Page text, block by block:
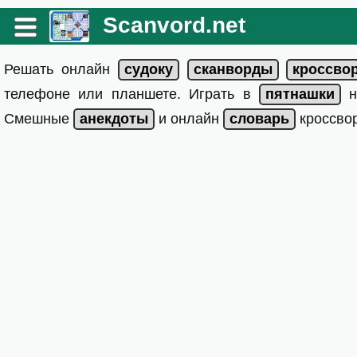
Scanvord.net
Решать онлайн
телефоне или планшете. Играть в
Смешные
и онлайн